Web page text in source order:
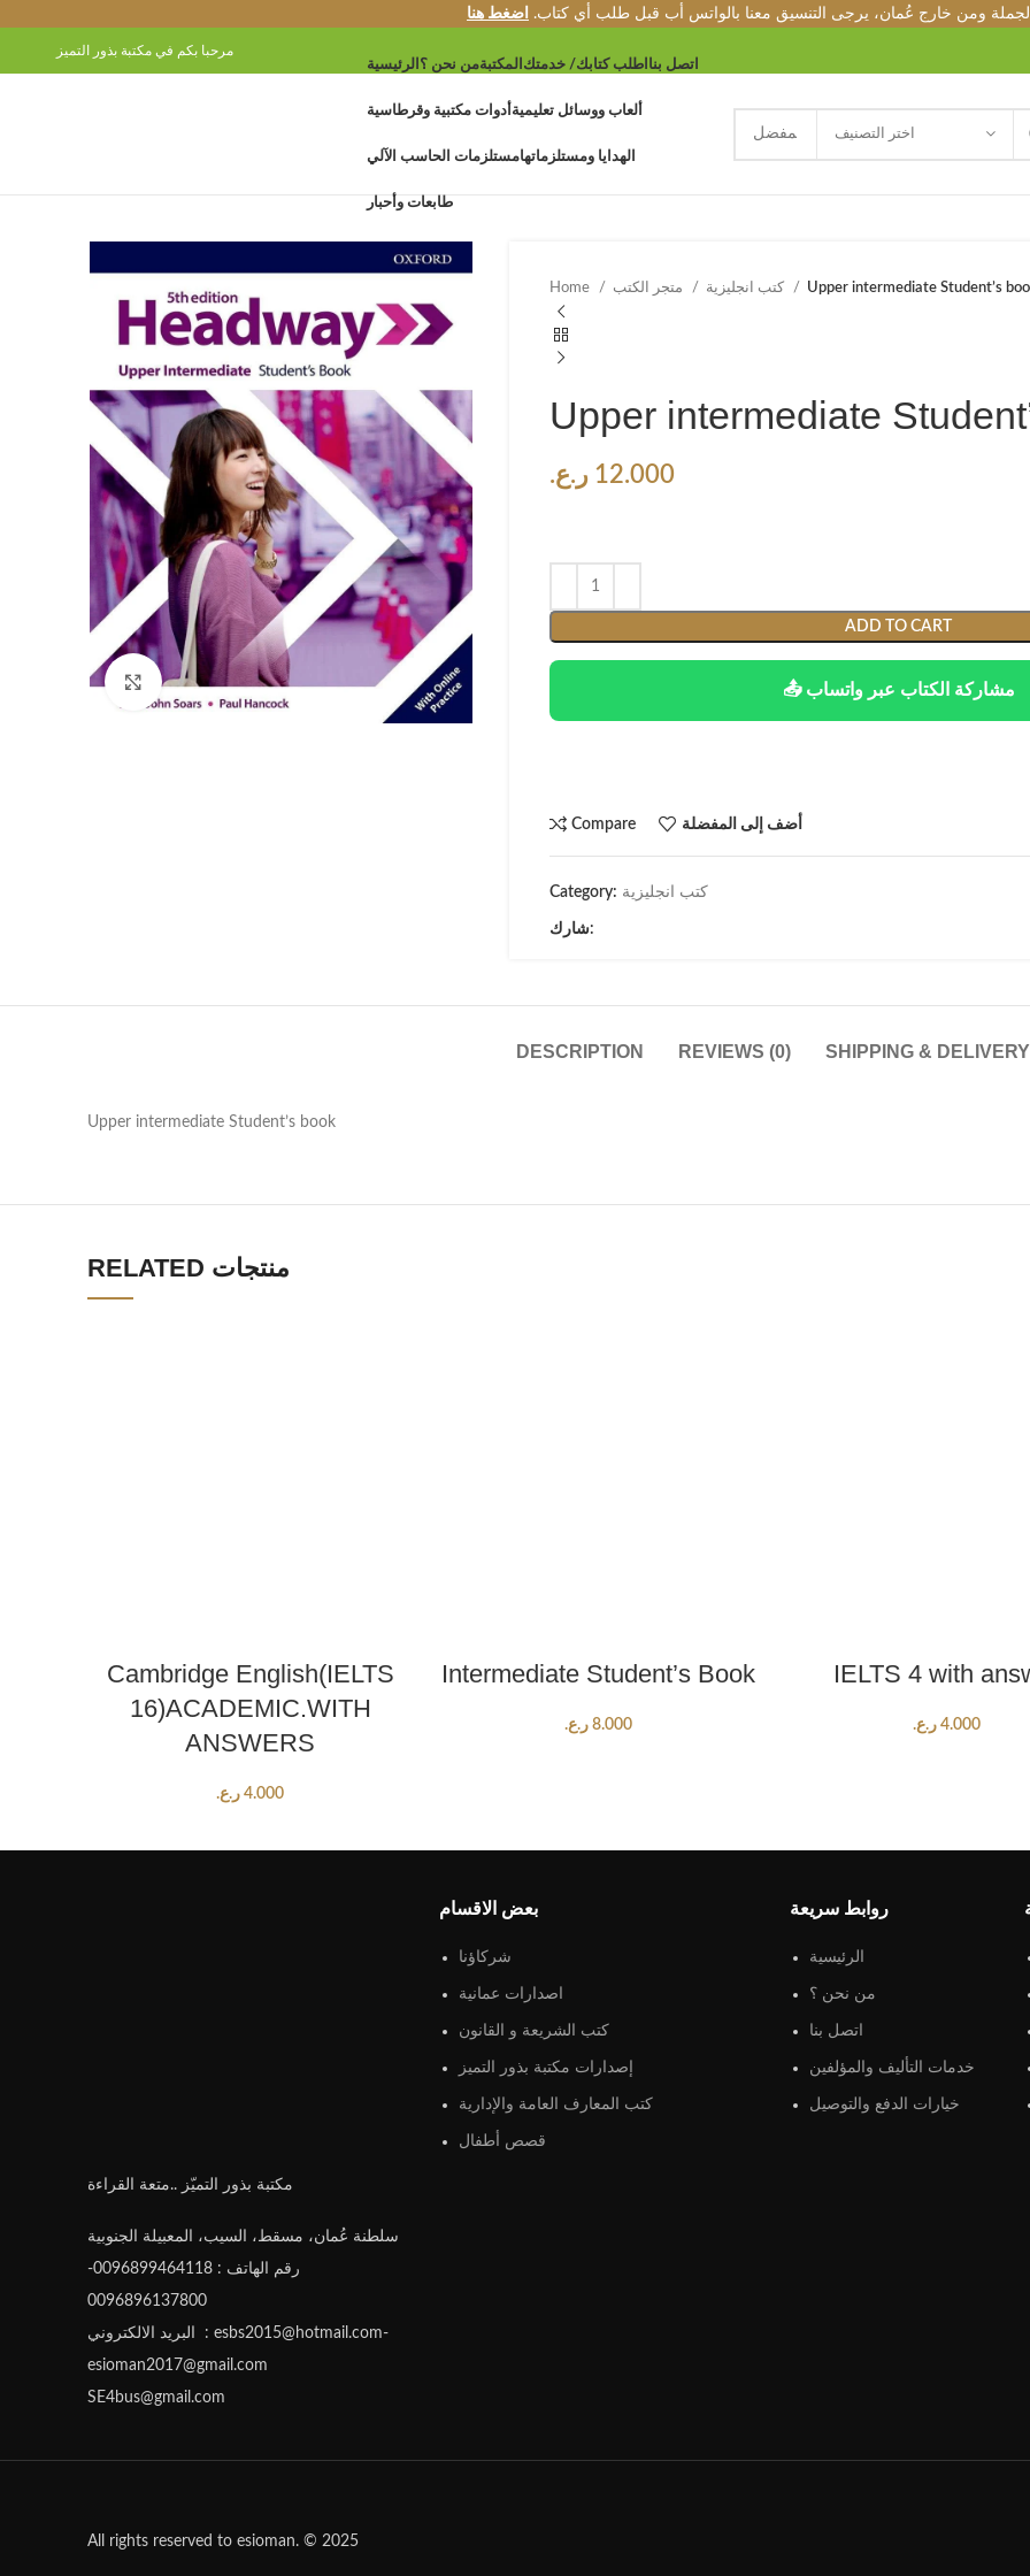
الجملة ومن خارج عُمان، يرجى التنسيق معنا بالواتس أب قبل طلب أي كتاب. اضغط هنا
مرحبا بكم في مكتبة بذور التميز
الرئيسية من نحن ؟المكتبة اطلب كتابك/ خدمتك اتصل بنا
أدوات مكتبية وقرطاسية ألعاب ووسائل تعليمية
مستلزمات الحاسب الآليالهدايا ومستلزماتها
طابعات وأحبار
اختر التصنيف
Click to enlarge
Home كتب انجليزية Upper intermediate Student’s
Upper intermediate
12.000 ر.ع.
ADD TO CART
📤 مشاركة الكتاب عبر واتساب
Compare أضف إلى المفضلة
Category: كتب انجليزية
شارك:
DESCRIPTION REVIEWS (0) SHIPPING & DELIVERY
Upper intermediate Student’s book
RELATED منتجات
Cambridge English(IELTS
16)ACADEMIC.WITH
ANSWERS
4.000 ر.ع.
Intermediate Student’s Book
8.000 ر.ع.
IELTS 4 with
4.000 ر.ع.
مكتبة بذور التميّز ..متعة القراءة
سلطنة عُمان، مسقط، السيب، المعبيلة الجنوبية
رقم الهاتف : 0096899464118-
0096896137800
البريد الالكتروني : esbs2015@hotmail.com-
esioman2017@gmail.com
SE4bus@gmail.com
بعض الاقسام
شركاؤنا
اصدارات عمانية
كتب الشريعة و القانون
إصدارات مكتبة بذور التميز
كتب المعارف العامة والإدارية
قصص أطفال
روابط سريعة
الرئيسية
من نحن ؟
اتصل بنا
خدمات التأليف والمؤلفين
خيارات الدفع والتوصيل
All rights reserved to esioman. © 2025